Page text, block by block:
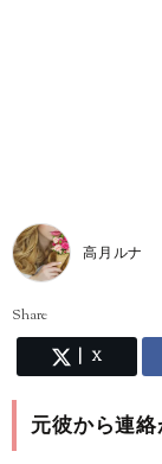
高月ルナ
Share
X
元彼から連